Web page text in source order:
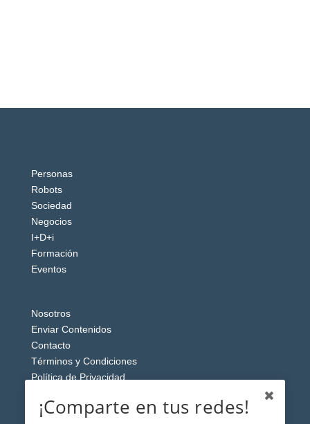
Personas
Robots
Sociedad
Negocios
I+D+i
Formación
Eventos
Nosotros
Enviar Contenidos
Contacto
Términos y Condiciones
Política de Privacidad
¡Comparte en tus redes!